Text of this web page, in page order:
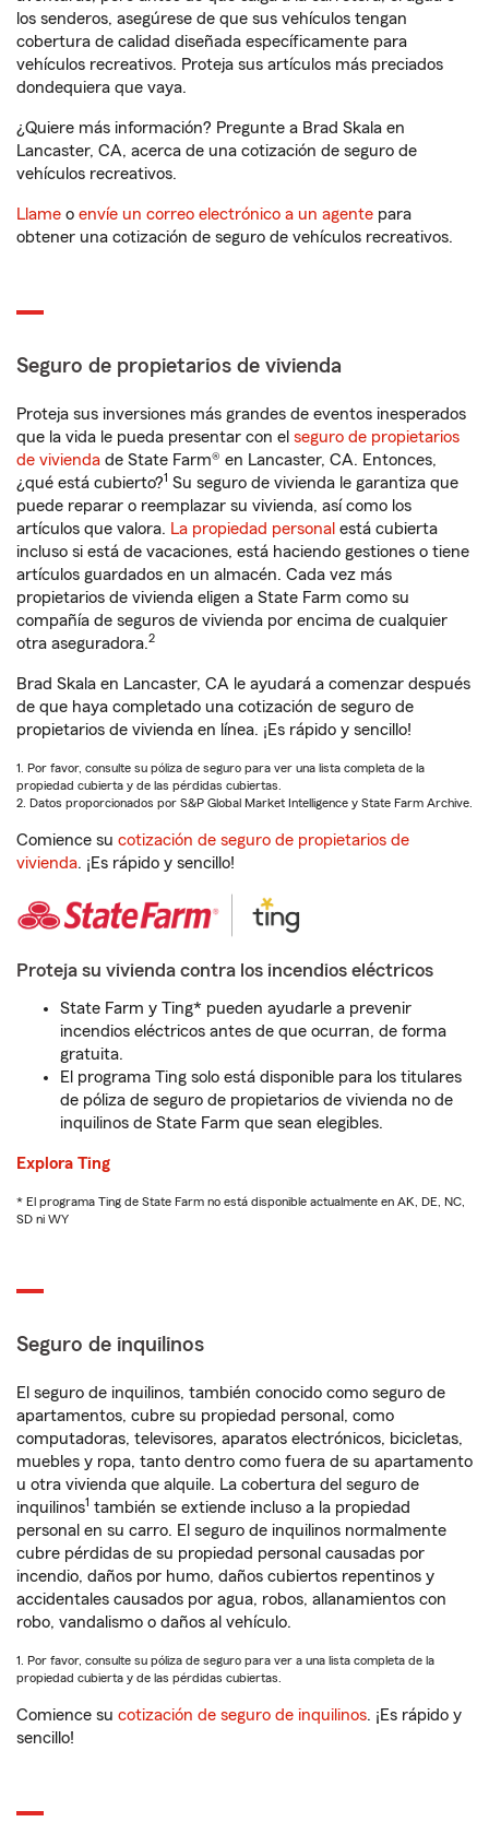
los senderos, asegúrese de que sus vehículos tengan
cobertura de calidad diseñada específicamente para
vehículos recreativos. Proteja sus artículos más preciados
dondequiera que vaya.
¿Quiere más información? Pregunte a Brad Skala en
Lancaster, CA, acerca de una cotización de seguro de
vehículos recreativos.
Llame o envíe un correo electrónico a un agente para
obtener una cotización de seguro de vehículos recreativos.
Seguro de propietarios de vivienda
Proteja sus inversiones más grandes de eventos inesperados
que la vida le pueda presentar con el seguro de propietarios
de vivienda de State Farm® en Lancaster, CA. Entonces,
¿qué está cubierto?1 Su seguro de vivienda le garantiza que
puede reparar o reemplazar su vivienda, así como los
artículos que valora. La propiedad personal está cubierta
incluso si está de vacaciones, está haciendo gestiones o tiene
artículos guardados en un almacén. Cada vez más
propietarios de vivienda eligen a State Farm como su
compañía de seguros de vivienda por encima de cualquier
otra aseguradora.2
Brad Skala en Lancaster, CA le ayudará a comenzar después
de que haya completado una cotización de seguro de
propietarios de vivienda en línea. ¡Es rápido y sencillo!
1. Por favor, consulte su póliza de seguro para ver una lista completa de la
propiedad cubierta y de las pérdidas cubiertas.
2. Datos proporcionados por S&P Global Market Intelligence y State Farm Archive.
Comience su cotización de seguro de propietarios de
vivienda. ¡Es rápido y sencillo!
Proteja su vivienda contra los incendios eléctricos
State Farm y Ting* pueden ayudarle a prevenir
incendios eléctricos antes de que ocurran, de forma
gratuita.
El programa Ting solo está disponible para los titulares
de póliza de seguro de propietarios de vivienda no de
inquilinos de State Farm que sean elegibles.
Explora Ting
* El programa Ting de State Farm no está disponible actualmente en AK, DE, NC,
SD ni WY
Seguro de inquilinos
El seguro de inquilinos, también conocido como seguro de
apartamentos, cubre su propiedad personal, como
computadoras, televisores, aparatos electrónicos, bicicletas,
muebles y ropa, tanto dentro como fuera de su apartamento
u otra vivienda que alquile. La cobertura del seguro de
inquilinos1 también se extiende incluso a la propiedad
personal en su carro. El seguro de inquilinos normalmente
cubre pérdidas de su propiedad personal causadas por
incendio, daños por humo, daños cubiertos repentinos y
accidentales causados por agua, robos, allanamientos con
robo, vandalismo o daños al vehículo.
1. Por favor, consulte su póliza de seguro para ver a una lista completa de la
propiedad cubierta y de las pérdidas cubiertas.
Comience su cotización de seguro de inquilinos. ¡Es rápido y
sencillo!